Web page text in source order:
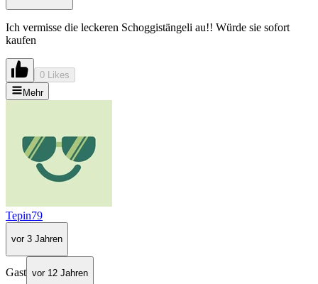
Ich vermisse die leckeren Schoggistängeli au!! Würde sie sofort
kaufen
0 Likes
Mehr
Tepin79
vor 3 Jahren
Gast vor 12 Jahren